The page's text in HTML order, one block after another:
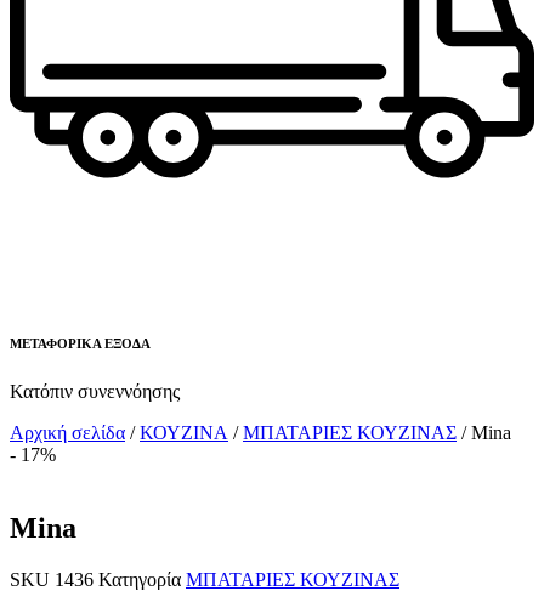
ΜΕΤΑΦΟΡΙΚΑ ΕΞΟΔΑ
Κατόπιν συνεννόησης
Αρχική σελίδα /ΚΟΥΖΙΝΑ /ΜΠΑΤΑΡΙΕΣ ΚΟΥΖΙΝΑΣ / Mina
- 17%
Mina
SKU 1436 Κατηγορία ΜΠΑΤΑΡΙΕΣ ΚΟΥΖΙΝΑΣ